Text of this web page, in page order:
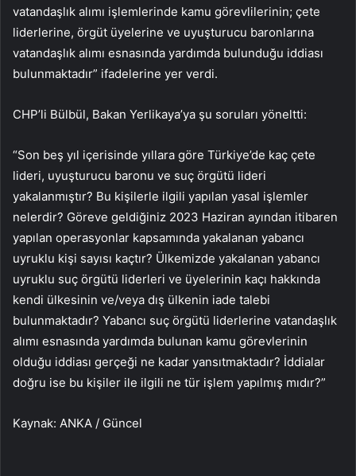
vatandaşlık alımı işlemlerinde kamu görevlilerinin; çete
liderlerine, örgüt üyelerine ve uyuşturucu baronlarına
vatandaşlık alımı esnasında yardımda bulunduğu iddiası
bulunmaktadır” ifadelerine yer verdi.
CHP’li Bülbül, Bakan Yerlikaya’ya şu soruları yöneltti:
“Son beş yıl içerisinde yıllara göre Türkiye’de kaç çete
lideri, uyuşturucu baronu ve suç örgütü lideri
yakalanmıştır? Bu kişilerle ilgili yapılan yasal işlemler
nelerdir? Göreve geldiğiniz 2023 Haziran ayından itibaren
yapılan operasyonlar kapsamında yakalanan yabancı
uyruklu kişi sayısı kaçtır? Ülkemizde yakalanan yabancı
uyruklu suç örgütü liderleri ve üyelerinin kaçı hakkında
kendi ülkesinin ve/veya dış ülkenin iade talebi
bulunmaktadır? Yabancı suç örgütü liderlerine vatandaşlık
alımı esnasında yardımda bulunan kamu görevlerinin
olduğu iddiası gerçeği ne kadar yansıtmaktadır? İddialar
doğru ise bu kişiler ile ilgili ne tür işlem yapılmış mıdır?”
Kaynak: ANKA / Güncel